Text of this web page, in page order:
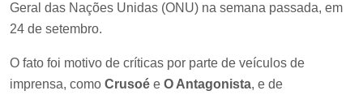
Geral das Nações Unidas (ONU) na semana passada, em
24 de setembro.
O fato foi motivo de críticas por parte de veículos de
imprensa, como Crusoé e O Antagonista, e de